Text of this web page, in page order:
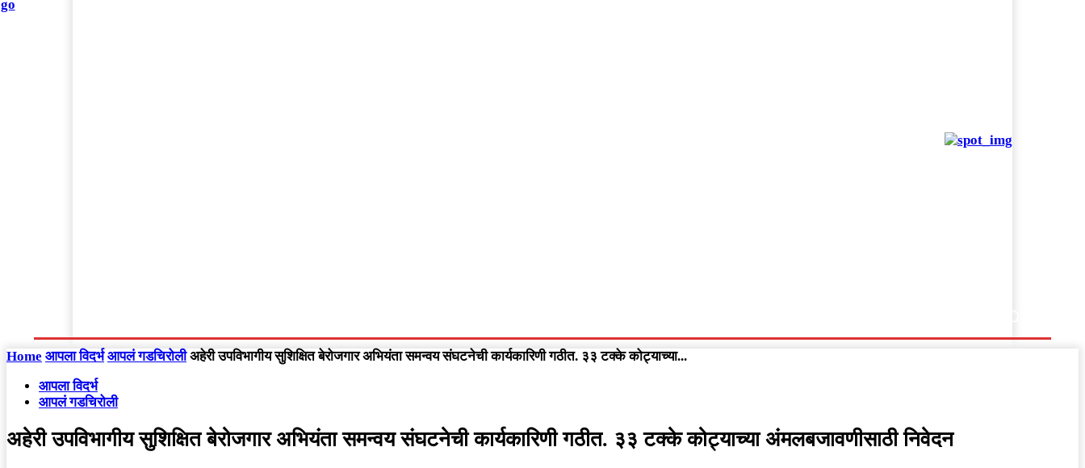
Home आपला विदर्भ आपलं गडचिरोली अहेरी उपविभागीय सुशिक्षित बेरोजगार अभियंता समन्वय संघटनेची कार्यकारिणी गठीत. ३३ टक्के कोट्याच्या...
आपला विदर्भ
आपलं गडचिरोली
अहेरी उपविभागीय सुशिक्षित बेरोजगार अभियंता समन्वय संघटनेची कार्यकारिणी गठीत. ३३ टक्के कोट्याच्या अंमलबजावणीसाठी निवेदन